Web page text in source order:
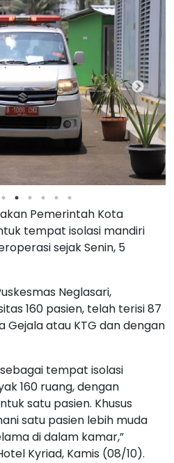
Pemerintah Kota
tempat isolasi mandiri
sejak Senin, 5
Neglasari,
160 pasien, telah terisi 87
Gejala atau KTG dan dengan
tempat isolasi
160 ruang, dengan
satu pasien. Khusus
satu pasien lebih muda
di dalam kamar,”
Kyriad, Kamis (08/10).